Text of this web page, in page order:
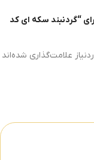
“گردنبند سکه ای کد
علامت‌گذاری شده‌اند